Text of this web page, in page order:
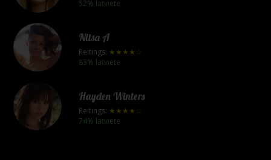
52% latviete
Nitsa A
Reitings: ★★★★☆
83% latviete
Hayden Winters
Reitings: ★★★★☆
74% latviete